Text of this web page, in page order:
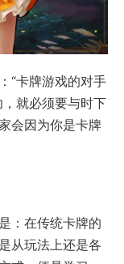
“卡牌游戏的对手
就必须要与时下
会因为你是卡牌
：在传统卡牌的
从玩法上还是各